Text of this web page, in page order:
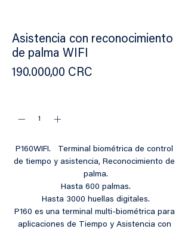
Asistencia con reconocimiento
de palma WIFI
190.000,00 CRC
P160WIFI.   Terminal biométrica de control
de tiempo y asistencia, Reconocimiento de
palma.
Hasta 600 palmas.
Hasta 3000 huellas digitales.
P160 es una terminal multi-biométrica para
aplicaciones de Tiempo y Asistencia con